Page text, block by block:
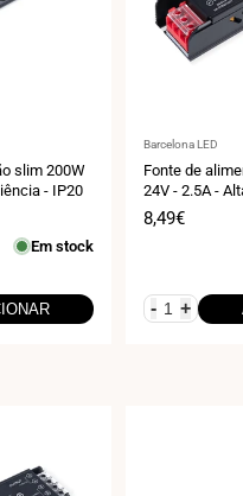
slim 200W
- IP20
Em stock
Fornecedor:
Barcelona LED
Fonte de
24V - 2.5A -
Preço
8,49€
- +